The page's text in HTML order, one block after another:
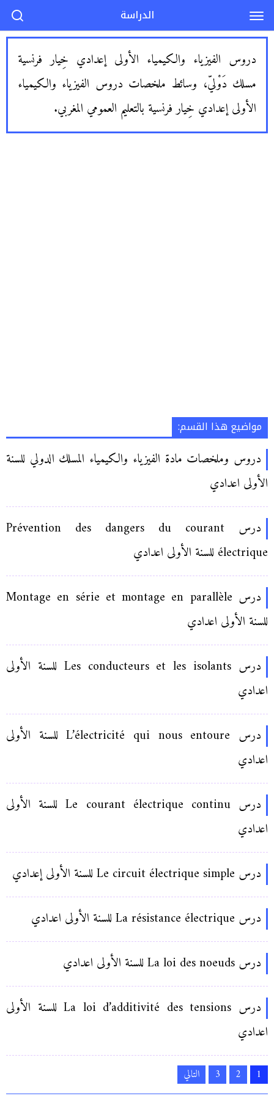
دروس الفيزياء والكيمياء الأولى إعدادي خِيار فرنسية
مسلك دَوْليّ، وسائط ملخصات دروس الفيزياء والكيمياء
الأولى إعدادي خِيار فرنسية بالتعليم العمومي المغربي.
مواضيع هذا القسم:
دروس وملخصات مادة الفيزياء والكيمياء المسلك الدولي للسنة
الأولى اعدادي
درس Prévention des dangers du courant
électrique للسنة الأولى اعدادي
درس Montage en série et montage en parallèle
للسنة الأولى اعدادي
درس Les conducteurs et les isolants للسنة الأولى
اعدادي
درس L’électricité qui nous entoure للسنة الأولى
اعدادي
درس Le courant électrique continu للسنة الأولى
اعدادي
درس Le circuit électrique simple للسنة الأولى إعدادي
درس La résistance électrique للسنة الأولى اعدادي
درس La loi des noeuds للسنة الأولى اعدادي
درس La loi d’additivité des tensions للسنة الأولى
اعدادي
تعدد
صفحات
1
2
3 التالي
الدراسة